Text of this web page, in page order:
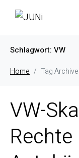
Schlagwort: VW
Home Tag
VW-